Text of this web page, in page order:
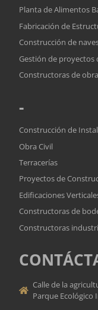
Planta de Alimentos
Fabricación de
Construcción de
Gestión de proyectos
Constructoras de
-
Construcción de
Obra Civil
Terracerías
Proyectos de
Edificaciones
Constructoras de
Constructoras
Calle de la
Parque Ecológico